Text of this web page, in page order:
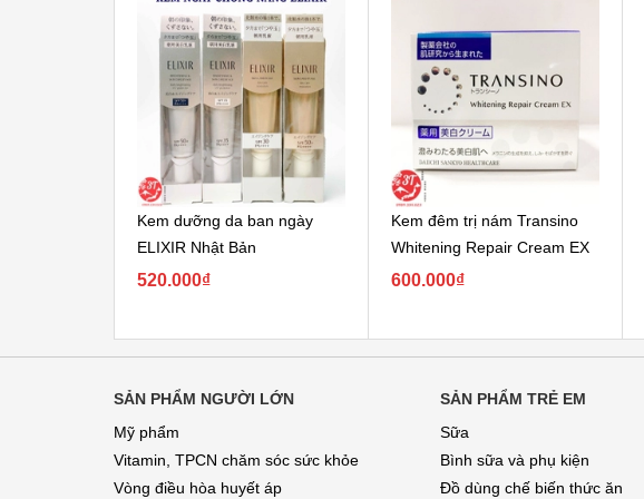
Kem dưỡng da ban ngày
ELIXIR Nhật Bản
520.000₫
Kem đêm trị nám Transino
Whitening Repair Cream EX
35g
600.000₫
SẢN PHẨM NGƯỜI LỚN
Mỹ phẩm
Vitamin, TPCN chăm sóc sức khỏe
Vòng điều hòa huyết áp
SẢN PHẨM TRẺ EM
Sữa
Bình sữa và phụ kiện
Đồ dùng chế biến thức ăn